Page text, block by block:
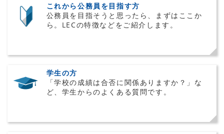
これから公務員を目指す方
公務員を目指そうと思ったら、まずはここか
ら。LECの特徴などをご紹介します。
学生の方
「学校の成績は合否に関係ありますか？」な
ど、学生からのよくある質問です。